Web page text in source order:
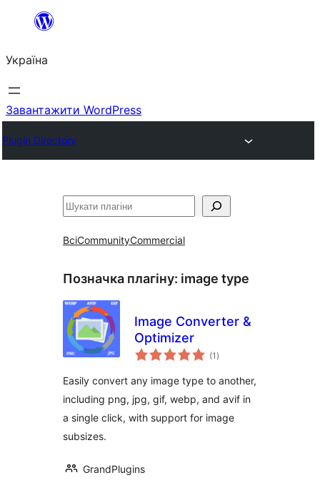
Перейти
вмісту
Україна
Завантажити WordPress
Plugin Directory
Пошук
ВсіCommunityCommercial
Позначка плагіну: image type
Image Converter &
Optimizer
(1 загальний
рейтинг
)
Easily convert any image type to another,
including png, jpg, gif, webp, and avif in
a single click, with support for image
subsizes.
GrandPlugins